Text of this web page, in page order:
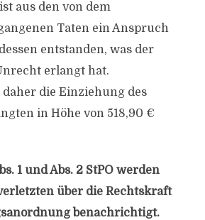
aus den von dem
Taten ein Anspruch
entstanden, was der
erlangt hat.
die Einziehung des
in Höhe von 518,90 €
1 und Abs. 2 StPO werden
über die Rechtskraft
benachrichtigt.